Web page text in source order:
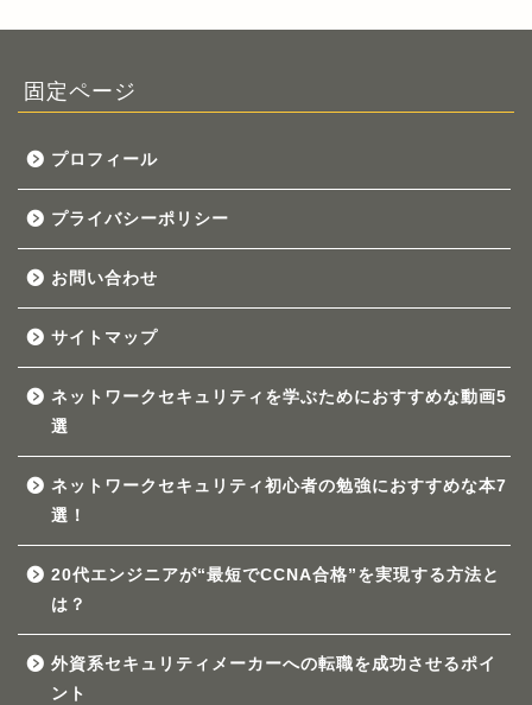
固定ページ
プロフィール
プライバシーポリシー
お問い合わせ
サイトマップ
ネットワークセキュリティを学ぶためにおすすめな動画5
選
ネットワークセキュリティ初心者の勉強におすすめな本7
選！
20代エンジニアが“最短でCCNA合格”を実現する方法と
は？
外資系セキュリティメーカーへの転職を成功させるポイ
ント